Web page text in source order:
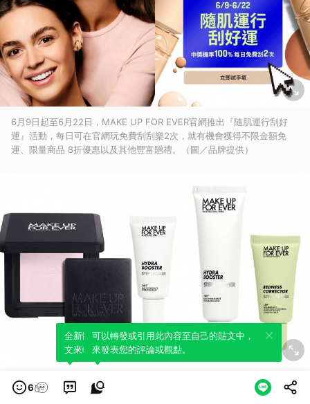
6月9日起至6月22日，MAKE UP FOR EVER官網推出『隨肌運行刮好
運』活動，每日可在官網玩免費刮刮樂2次，就有機會獲得不限金額免
運、限量商品 8折優惠以及其他豐富贈禮。（圖／品牌提供）
【限定買正貨送正貨】粉無痕光圈蜜粉餅10g贈第一步澎彈潤妝前乳15ml
／生日慶1,500元、【限定買正貨送正貨】第一步妝前乳30ml贈第一步遮
6
全新體驗！一鍵引用此內容，透過發布貼
文來輕鬆表達個人立場。
可以轉發或引用此內容至自己的貼文中，
來發表您的評論或觀點。